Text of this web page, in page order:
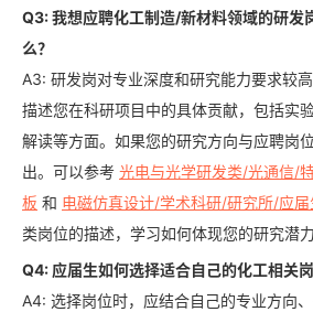
Q3: 我想应聘化工制造/新材料领域的研发
么？
A3: 研发岗对专业深度和研究能力要求较
描述您在科研项目中的具体贡献，包括实
解读等方面。如果您的研究方向与应聘岗
出。可以参考 光电与光学研发类/光通信/
板 和 电磁仿真设计/学术科研/研究所/应届
类岗位的描述，学习如何体现您的研究潜
Q4: 应届生如何选择适合自己的化工相关岗
A4: 选择岗位时，应结合自己的专业方向